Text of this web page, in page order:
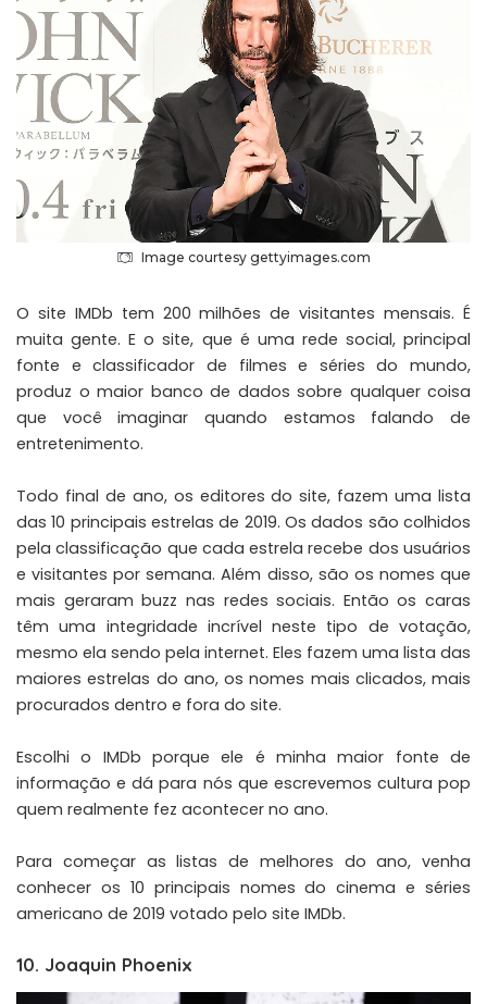
Image courtesy gettyimages.com
O site IMDb tem 200 milhões de visitantes mensais. É
muita gente. E o site, que é uma rede social, principal
fonte e classificador de filmes e séries do mundo,
produz o maior banco de dados sobre qualquer coisa
que você imaginar quando estamos falando de
entretenimento.
Todo final de ano, os editores do site, fazem uma lista
das 10 principais estrelas de 2019. Os dados são colhidos
pela classificação que cada estrela recebe dos usuários
e visitantes por semana. Além disso, são os nomes que
mais geraram buzz nas redes sociais. Então os caras
têm uma integridade incrível neste tipo de votação,
mesmo ela sendo pela internet. Eles fazem uma lista das
maiores estrelas do ano, os nomes mais clicados, mais
procurados dentro e fora do site.
Escolhi o IMDb porque ele é minha maior fonte de
informação e dá para nós que escrevemos cultura pop
quem realmente fez acontecer no ano.
Para começar as listas de melhores do ano, venha
conhecer os 10 principais nomes do cinema e séries
americano de 2019 votado pelo site IMDb.
10. Joaquin Phoenix